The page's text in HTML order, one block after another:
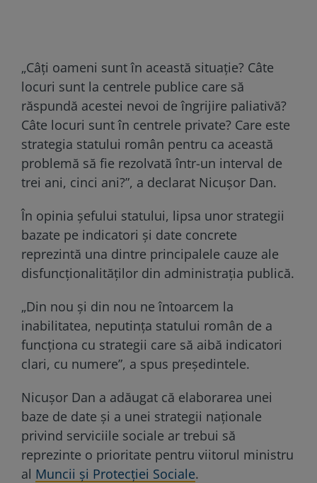
„Câţi oameni sunt în această situaţie? Câte
locuri sunt la centrele publice care să
răspundă acestei nevoi de îngrijire paliativă?
Câte locuri sunt în centrele private? Care este
strategia statului român pentru ca această
problemă să fie rezolvată într-un interval de
trei ani, cinci ani?”, a declarat Nicușor Dan.
În opinia șefului statului, lipsa unor strategii
bazate pe indicatori și date concrete
reprezintă una dintre principalele cauze ale
disfuncționalităților din administrația publică.
„Din nou şi din nou ne întoarcem la
inabilitatea, neputinţa statului român de a
funcţiona cu strategii care să aibă indicatori
clari, cu numere”, a spus președintele.
Nicușor Dan a adăugat că elaborarea unei
baze de date și a unei strategii naționale
privind serviciile sociale ar trebui să
reprezinte o prioritate pentru viitorul ministru
al Muncii și Protecției Sociale.